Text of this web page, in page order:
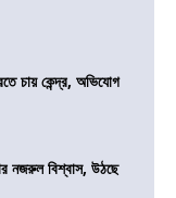
চায় কেন্দ্র, অভিযোগ
নজরুল বিশ্বাস, উঠছে